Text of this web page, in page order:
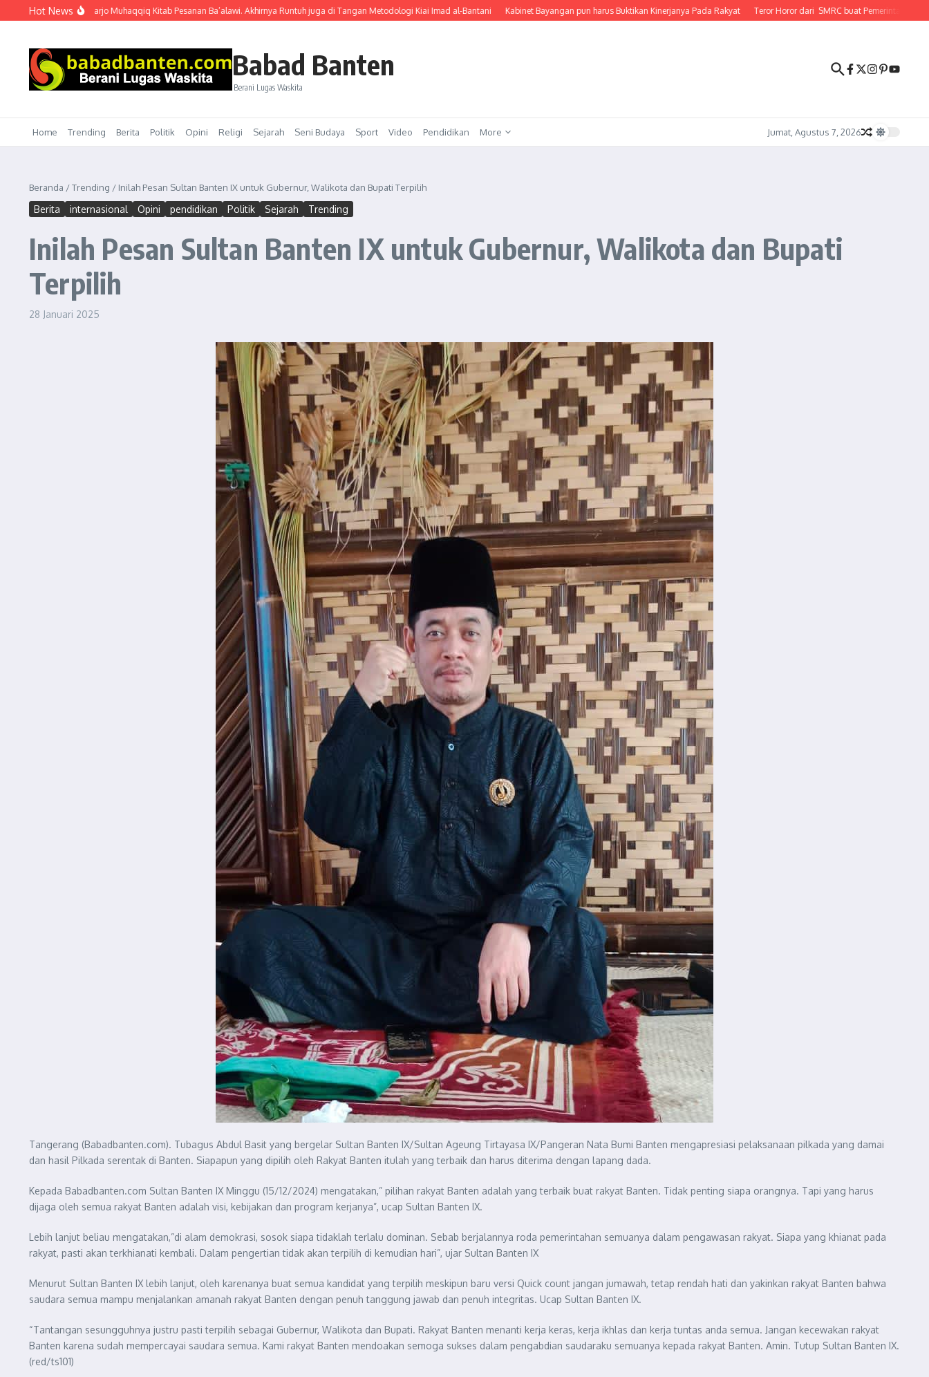
Lewati ke konten
Hot News
gaya Ibnu Harjo Muhaqqiq Kitab Pesanan Ba’alawi. Akhirnya Runtuh juga di Tangan Metodologi Kiai Imad al-Bantani Kabinet Bayangan pun harus Buktikan Kinerjanya Pada Rakyat Teror Horor dari SMRC buat Pemerintahan Prabowo
Babad Banten
Berani Lugas Waskita
Home Trending Berita Politik Opini Religi Sejarah Seni Budaya Sport Video Pendidikan More Jumat, Agustus 7, 2026
Beranda /Trending / Inilah Pesan Sultan Banten IX untuk Gubernur, Walikota dan Bupati Terpilih
Berita internasional Opini pendidikan Politik Sejarah Trending
Inilah Pesan Sultan Banten IX untuk Gubernur, Walikota dan Bupati
Terpilih
28 Januari 2025
Tangerang (Babadbanten.com). Tubagus Abdul Basit yang bergelar Sultan Banten IX/Sultan Ageung Tirtayasa IX/Pangeran Nata Bumi Banten mengapresiasi pelaksanaan pilkada yang damai
dan hasil Pilkada serentak di Banten. Siapapun yang dipilih oleh Rakyat Banten itulah yang terbaik dan harus diterima dengan lapang dada.
Kepada Babadbanten.com Sultan Banten IX Minggu (15/12/2024) mengatakan,” pilihan rakyat Banten adalah yang terbaik buat rakyat Banten. Tidak penting siapa orangnya. Tapi yang harus
dijaga oleh semua rakyat Banten adalah visi, kebijakan dan program kerjanya”, ucap Sultan Banten IX.
Lebih lanjut beliau mengatakan,”di alam demokrasi, sosok siapa tidaklah terlalu dominan. Sebab berjalannya roda pemerintahan semuanya dalam pengawasan rakyat. Siapa yang khianat pada
rakyat, pasti akan terkhianati kembali. Dalam pengertian tidak akan terpilih di kemudian hari”, ujar Sultan Banten IX
Menurut Sultan Banten IX lebih lanjut, oleh karenanya buat semua kandidat yang terpilih meskipun baru versi Quick count jangan jumawah, tetap rendah hati dan yakinkan rakyat Banten bahwa
saudara semua mampu menjalankan amanah rakyat Banten dengan penuh tanggung jawab dan penuh integritas. Ucap Sultan Banten IX.
“Tantangan sesungguhnya justru pasti terpilih sebagai Gubernur, Walikota dan Bupati. Rakyat Banten menanti kerja keras, kerja ikhlas dan kerja tuntas anda semua. Jangan kecewakan rakyat
Banten karena sudah mempercayai saudara semua. Kami rakyat Banten mendoakan semoga sukses dalam pengabdian saudaraku semuanya kepada rakyat Banten. Amin. Tutup Sultan Banten IX.
(red/ts101)